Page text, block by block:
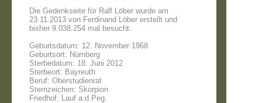
Die Gedenkseite für Ralf Löber wurde am
23.11.2013 von Ferdinand Löber erstellt und
bisher 9.038.254 mal besucht.
Geburtsdatum: 12. November 1968
Geburtsort: Nürnberg
Sterbedatum: 18. Juni 2012
Sterbeort: Bayreuth
Beruf: Oberstudienrat
Sternzeichen: Skorpion
Friedhof: Lauf a.d.Peg.